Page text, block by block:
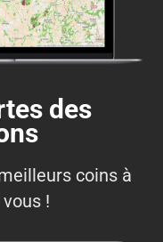
des
coins à
!